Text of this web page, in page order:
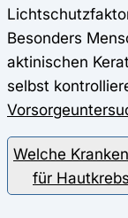
Besonders
aktinischen
selbst
Welche
für